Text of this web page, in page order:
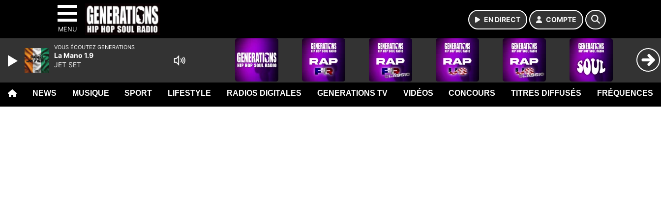
MENU
EN DIRECT COMPTE
NEWS MUSIQUE SPORT LIFESTYLE RADIOS DIGITALES GENERATIONS TV VIDÉOS CONCOURS TITRES DIFFUSÉS FRÉQUENCES
VOUS ÉCOUTEZ GENERATIONS
La Mano 1.9
JET SET